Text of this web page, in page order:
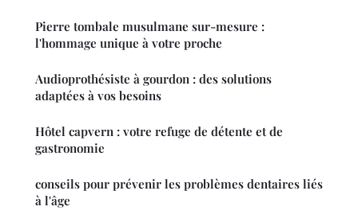
Pierre tombale musulmane sur-mesure :
l'hommage unique à votre proche
Audioprothésiste à gourdon : des solutions
adaptées à vos besoins
Hôtel capvern : votre refuge de détente et de
gastronomie
conseils pour prévenir les problèmes dentaires liés
à l'âge